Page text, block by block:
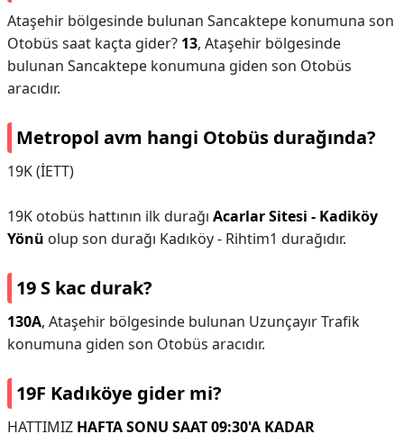
Ataşehir bölgesinde bulunan Sancaktepe konumuna son
Otobüs saat kaçta gider? 13, Ataşehir bölgesinde
bulunan Sancaktepe konumuna giden son Otobüs
aracıdır.
Metropol avm hangi Otobüs durağında?
19K (İETT)
19K otobüs hattının ilk durağı Acarlar Sitesi - Kadiköy
Yönü olup son durağı Kadıköy - Rihtim1 durağıdır.
19 S kac durak?
130A, Ataşehir bölgesinde bulunan Uzunçayır Trafik
konumuna giden son Otobüs aracıdır.
19F Kadıköye gider mi?
HATTIMIZ HAFTA SONU SAAT 09:30'A KADAR